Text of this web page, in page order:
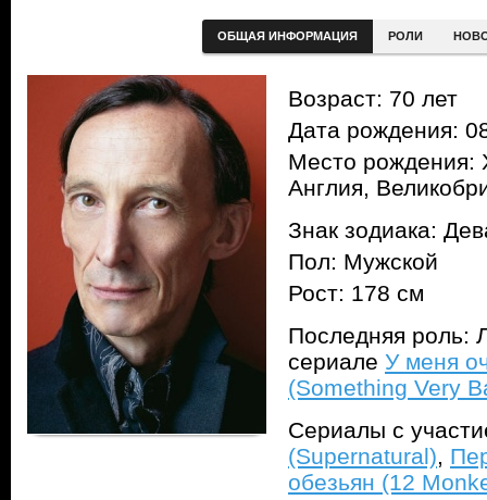
ОБЩАЯ ИНФОРМАЦИЯ РОЛИ
Возраст: 70 лет
Дата рождения:
Место рождения:
Англия,
Знак зодиака:
Пол: Мужской
Рост: 178 см
Последняя роль:
сериале У меня
(Something Very
Сериалы с
(Supernatural),
обезьян (12